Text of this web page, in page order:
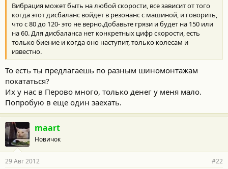
Вибрация может быть на любой скорости, все зависит от того
когда этот дисбаланс войдет в резонанс с машиной, и говорить,
что с 80 до 120- это не верно.Добавьте грязи и будет на 150 или
на 60. Для дисбаланса нет конкретных цифр скорости, есть
только биение и когда оно наступит, только колесам и
известно.
То есть ты предлагаешь по разным шиномонтажам
покататься?
Их у нас в Перово много, только денег у меня мало.
Попробую в еще один заехать.
maart
Новичок
29 Авг 2012 #22